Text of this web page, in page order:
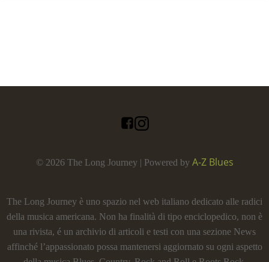
© 2026 The Long Journey | Powered by A-Z Blues
The Long Journey è uno spazio nel web italiano dedicato alle radici
della musica americana. Non ha finalità di tipo enciclopedico, non è
una rivista, é un archivio di articoli e testi con una sezione News
affinché l’appassionato possa mantenersi aggiornato su ogni aspetto